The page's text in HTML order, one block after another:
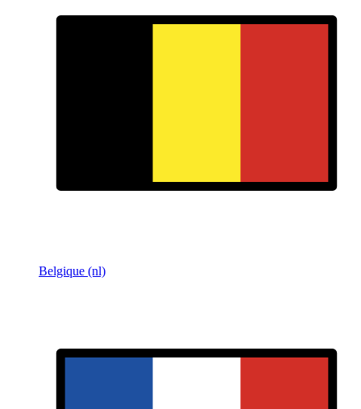
Belgique (nl)